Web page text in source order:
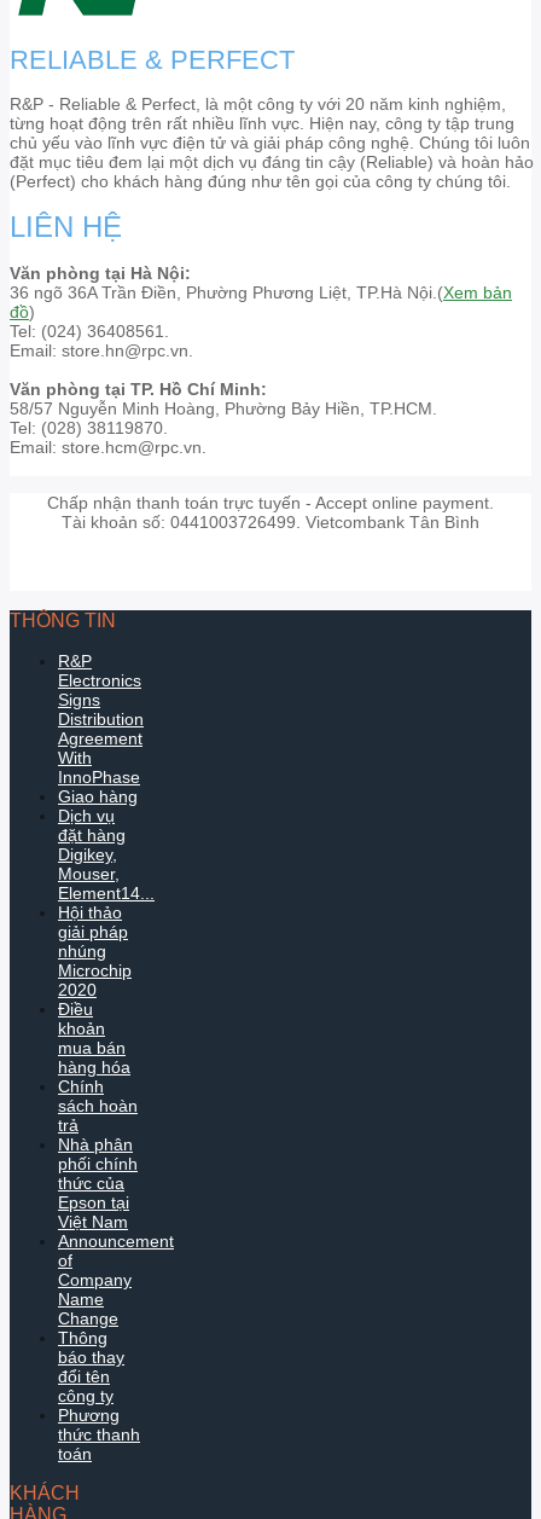
RELIABLE & PERFECT
R&P - Reliable & Perfect, là một công ty với 20 năm kinh nghiệm,
từng hoạt động trên rất nhiều lĩnh vực. Hiện nay, công ty tập trung
chủ yếu vào lĩnh vực điện tử và giải pháp công nghệ. Chúng tôi luôn
đặt mục tiêu đem lại một dịch vụ đáng tin cậy (Reliable) và hoàn hảo
(Perfect) cho khách hàng đúng như tên gọi của công ty chúng tôi.
LIÊN HỆ
Văn phòng tại Hà Nội:
36 ngõ 36A Trần Điền, Phường Phương Liệt, TP.Hà Nội.(Xem bản
đồ)
Tel: (024) 36408561.
Email: store.hn@rpc.vn.
Văn phòng tại TP. Hồ Chí Minh:
58/57 Nguyễn Minh Hoàng, Phường Bảy Hiền, TP.HCM.
Tel: (028) 38119870.
Email: store.hcm@rpc.vn.
Chấp nhận thanh toán trực tuyến - Accept online payment.
Tài khoản số: 0441003726499. Vietcombank Tân Bình
THÔNG TIN
R&P
Electronics
Signs
Distribution
Agreement
With
InnoPhase
Giao hàng
Dịch vụ
đặt hàng
Digikey,
Mouser,
Element14...
Hội thảo
giải pháp
nhúng
Microchip
2020
Điều
khoản
mua bán
hàng hóa
Chính
sách hoàn
trả
Nhà phân
phối chính
thức của
Epson tại
Việt Nam
Announcement
of
Company
Name
Change
Thông
báo thay
đổi tên
công ty
Phương
thức thanh
toán
KHÁCH
HÀNG